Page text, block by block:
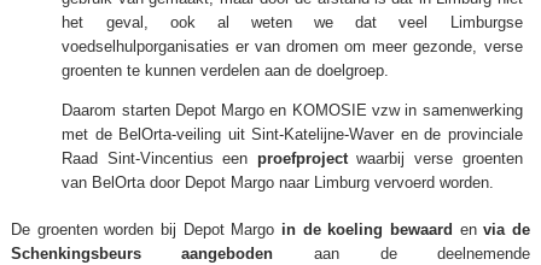
het geval, ook al weten we dat veel Limburgse
voedselhulporganisaties er van dromen om meer gezonde, verse
groenten te kunnen verdelen aan de doelgroep.
Daarom starten Depot Margo en KOMOSIE vzw in samenwerking
met de BelOrta-veiling uit Sint-Katelijne-Waver en de provinciale
Raad Sint-Vincentius een proefprojectwaarbij verse groenten
van BelOrta door Depot Margo naar Limburg vervoerd worden.
De groenten worden bij Depot Margo in de koeling bewaard envia de
Schenkingsbeurs aangeboden aan de deelnemende